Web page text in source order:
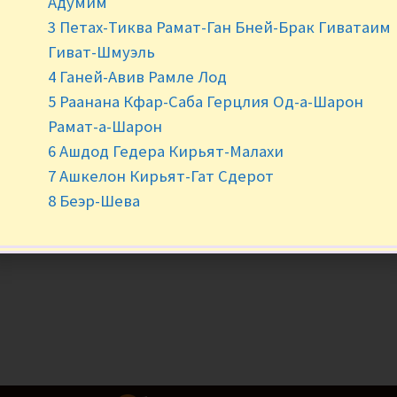
- +
3 Петах-Тиква Рамат-Ган Бней-Брак Гиватаим
Гиват-Шмуэль
4 Ганей-Авив Рамле Лод
5 Раанана Кфар-Саба Герцлия Од-а-Шарон
Рамат-а-Шарон
6 Ашдод Гедера Кирьят-Малахи
7 Ашкелон Кирьят-Гат Сдерот
8 Беэр-Шева